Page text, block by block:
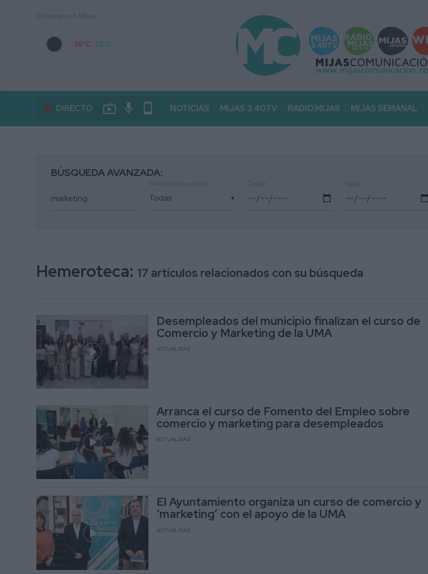
25°C 23°C
DIRECTO live_tv mic phone_android NOTICIAS MIJAS 3.40TV RADIO MIJAS MIJAS SEMANAL
BÚSQUEDA AVANZADA:
▼
Hemeroteca: 17 artículos relacionados con su búsqueda
Desempleados del municipio finalizan el curso de
Comercio y Marketing de la UMA
ACTUALIDAD
Arranca el curso de Fomento del Empleo sobre
comercio y marketing para desempleados
ACTUALIDAD
El Ayuntamiento organiza un curso de comercio y
‘marketing’ con el apoyo de la UMA
ACTUALIDAD